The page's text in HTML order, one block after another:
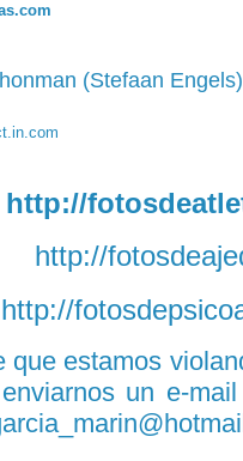
(Stefaan Engels)
http://
http://
http://
que estamos
un e-